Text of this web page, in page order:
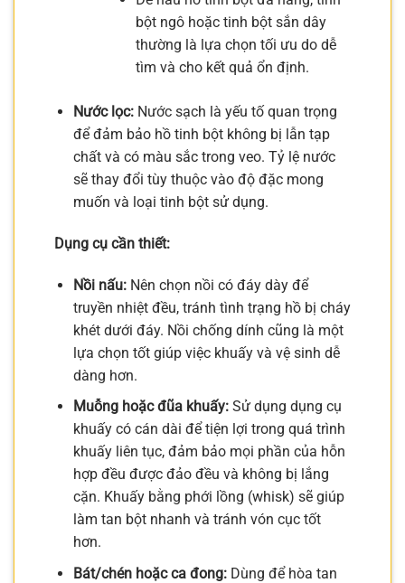
bột ngô hoặc tinh bột sắn dây
thường là lựa chọn tối ưu do dễ
tìm và cho kết quả ổn định.
Nước lọc:Nước sạch là yếu tố quan trọng
để đảm bảo hồ tinh bột không bị lẫn tạp
chất và có màu sắc trong veo. Tỷ lệ nước
sẽ thay đổi tùy thuộc vào độ đặc mong
muốn và loại tinh bột sử dụng.
Dụng cụ cần thiết:
Nồi nấu:Nên chọn nồi có đáy dày để
truyền nhiệt đều, tránh tình trạng hồ bị cháy
khét dưới đáy. Nồi chống dính cũng là một
lựa chọn tốt giúp việc khuấy và vệ sinh dễ
dàng hơn.
Muỗng hoặc đũa khuấy:Sử dụng dụng cụ
khuấy có cán dài để tiện lợi trong quá trình
khuấy liên tục, đảm bảo mọi phần của hỗn
hợp đều được đảo đều và không bị lắng
cặn. Khuấy bằng phới lồng (whisk) sẽ giúp
làm tan bột nhanh và tránh vón cục tốt
hơn.
Bát/chén hoặc ca đong:Dùng để hòa tan